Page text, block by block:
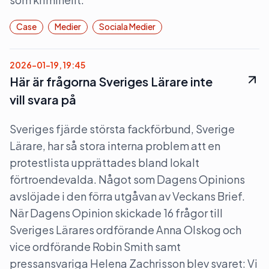
Case Medier Sociala Medier
2026-01-19, 19:45
Här är frågorna Sveriges Lärare inte
vill svara på
Sveriges fjärde största fackförbund, Sverige
Lärare, har så stora interna problem att en
protestlista upprättades bland lokalt
förtroendevalda. Något som Dagens Opinions
avslöjade i den förra utgåvan av Veckans Brief.
När Dagens Opinion skickade 16 frågor till
Sveriges Lärares ordförande Anna Olskog och
vice ordförande Robin Smith samt
pressansvariga Helena Zachrisson blev svaret: Vi